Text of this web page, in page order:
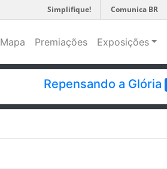
Simplifique! Comunica BR
Mapa Premiações Exposições
Repensando a Glória